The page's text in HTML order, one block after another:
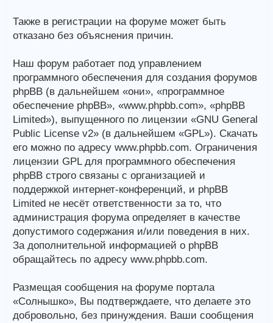
Также в регистрации на форуме может быть
отказано без объяснения причин.
Наш форум работает под управлением
программного обеспечения для создания форумов
phpBB (в дальнейшем «они», «программное
обеспечение phpBB», «www.phpbb.com», «phpBB
Limited»), выпущенного по лицензии «GNU General
Public License v2» (в дальнейшем «GPL»). Скачать
его можно по адресу www.phpbb.com. Ограничения
лицензии GPL для программного обеспечения
phpBB строго связаны с организацией и
поддержкой интернет-конференций, и phpBB
Limited не несёт ответственности за то, что
администрация форума определяет в качестве
допустимого содержания и/или поведения в них.
За дополнительной информацией о phpBB
обращайтесь по адресу www.phpbb.com.
Размещая сообщения на форуме портала
«Солнышко», Вы подтверждаете, что делаете это
добровольно, без принуждения. Ваши сообщения